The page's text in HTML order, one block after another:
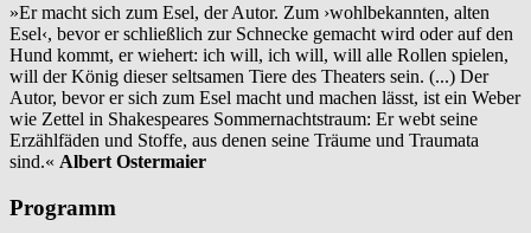
»Er macht sich zum Esel, der Autor. Zum ›wohlbekannten, alten
Esel‹, bevor er schließlich zur Schnecke gemacht wird oder auf den
Hund kommt, er wiehert: ich will, ich will, will alle Rollen spielen,
will der König dieser seltsamen Tiere des Theaters sein. (...) Der
Autor, bevor er sich zum Esel macht und machen lässt, ist ein Weber
wie Zettel in Shakespeares Sommernachtstraum: Er webt seine
Erzählfäden und Stoffe, aus denen seine Träume und Traumata
sind.« Albert Ostermaier
Programm